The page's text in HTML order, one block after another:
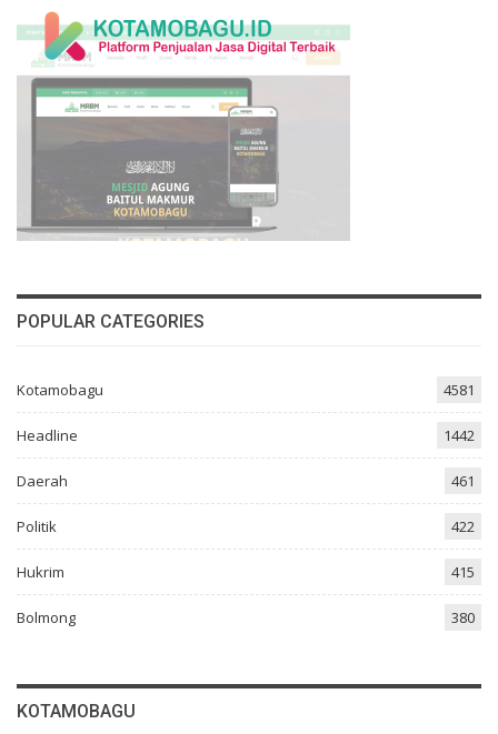
POPULAR CATEGORIES
Kotamobagu 4581
Headline 1442
Daerah 461
Politik 422
Hukrim 415
Bolmong 380
KOTAMOBAGU